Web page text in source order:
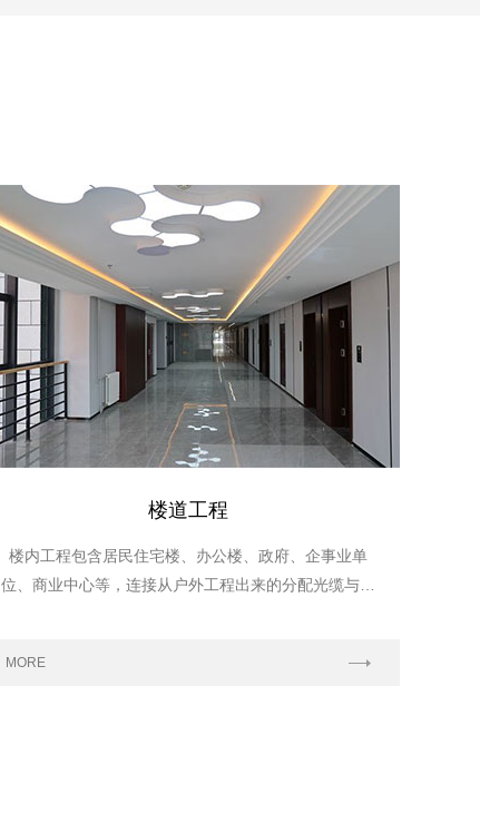
楼道工程
楼内工程包含居民住宅楼、办公楼、政府、企事业单
位、商业中心等，连接从户外工程出来的分配光缆与入
MORE